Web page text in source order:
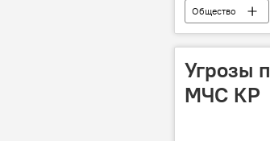
Общество
завал
Угрозы
МЧС КР